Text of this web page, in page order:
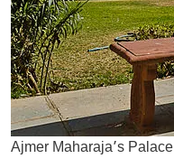
Ajmer Maharaja’s Palace